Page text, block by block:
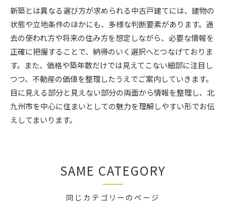
新築とは異なる選び方が求められる中古戸建てには、建物の
状態や立地条件のほかにも、多様な判断要素があります。過
去の使われ方や将来の住み方を想定しながら、必要な情報を
正確に把握することで、納得のいく選択へとつなげておりま
す。また、価格や築年数だけでは見えてこない細部に注目し
つつ、不動産の価値を整理したうえでご案内していきます。
目に見える部分と見えない部分の両面から情報を整理し、北
九州市を中心に住まいとしての魅力を理解しやすい形でお伝
えしてまいります。
同じカテゴリーのページ
SAME CATEGORY